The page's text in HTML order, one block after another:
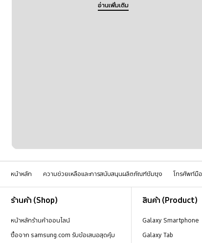
อ่านเพิ่มเติม
หน้าหลัก ความช่วยเหลือและการสนับสนุนผลิตภัณฑ์ซัมซุง โทรศัพท์มื
ร้านค้า (Shop)
หน้าหลักร้านค้าออนไลน์
ซื้อจาก samsung.com รับข้อเสนอสุดคุ้ม
สินค้า (Product)
Galaxy Smartphone
Galaxy Tab